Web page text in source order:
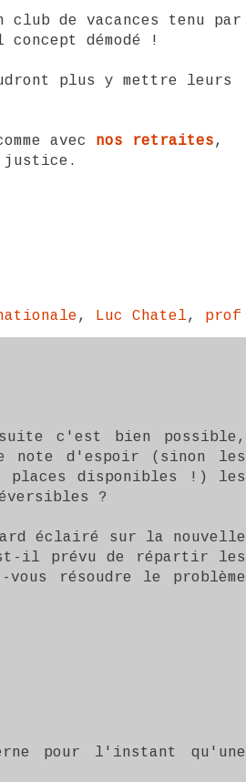
de vacances tenu par
démodé !
plus y mettre leurs
avec nos retraites,
justice.
, Luc Chatel, prof
c'est bien possible,
note d'espoir (sinon les
places disponibles !) les
?
éclairé sur la nouvelle
il prévu de répartir les
résoudre le problème
pour l'instant qu'une